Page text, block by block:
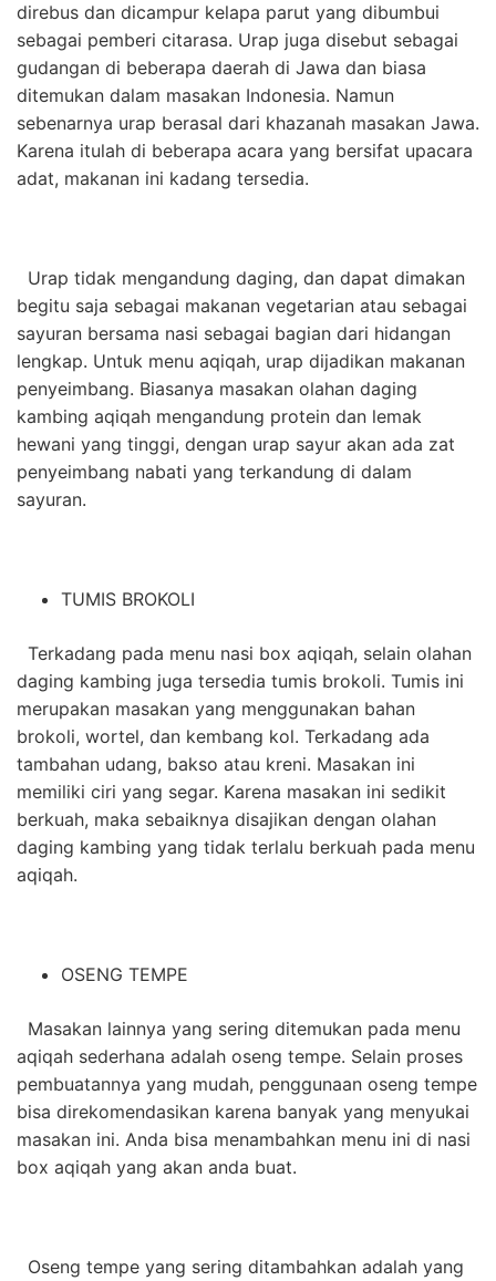
direbus dan dicampur kelapa parut yang dibumbui
sebagai pemberi citarasa. Urap juga disebut sebagai
gudangan di beberapa daerah di Jawa dan biasa
ditemukan dalam masakan Indonesia. Namun
sebenarnya urap berasal dari khazanah masakan Jawa.
Karena itulah di beberapa acara yang bersifat upacara
adat, makanan ini kadang tersedia.
Urap tidak mengandung daging, dan dapat dimakan
begitu saja sebagai makanan vegetarian atau sebagai
sayuran bersama nasi sebagai bagian dari hidangan
lengkap. Untuk menu aqiqah, urap dijadikan makanan
penyeimbang. Biasanya masakan olahan daging
kambing aqiqah mengandung protein dan lemak
hewani yang tinggi, dengan urap sayur akan ada zat
penyeimbang nabati yang terkandung di dalam
sayuran.
TUMIS BROKOLI
Terkadang pada menu nasi box aqiqah, selain olahan
daging kambing juga tersedia tumis brokoli. Tumis ini
merupakan masakan yang menggunakan bahan
brokoli, wortel, dan kembang kol. Terkadang ada
tambahan udang, bakso atau kreni. Masakan ini
memiliki ciri yang segar. Karena masakan ini sedikit
berkuah, maka sebaiknya disajikan dengan olahan
daging kambing yang tidak terlalu berkuah pada menu
aqiqah.
OSENG TEMPE
Masakan lainnya yang sering ditemukan pada menu
aqiqah sederhana adalah oseng tempe. Selain proses
pembuatannya yang mudah, penggunaan oseng tempe
bisa direkomendasikan karena banyak yang menyukai
masakan ini. Anda bisa menambahkan menu ini di nasi
box aqiqah yang akan anda buat.
Oseng tempe yang sering ditambahkan adalah yang